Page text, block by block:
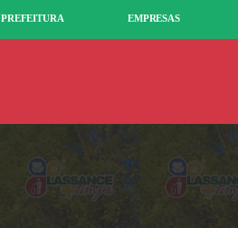
PREFEITURA EMPRESAS